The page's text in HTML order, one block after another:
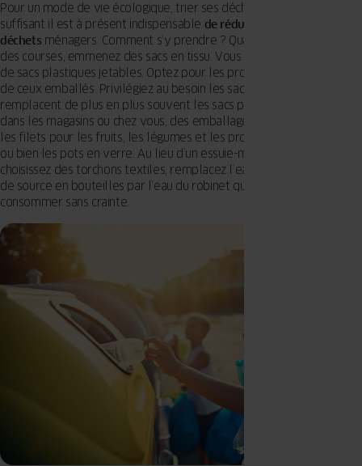
Pour un mode de vie écologique, trier ses déchets n’est plus
suffisant il est à présent indispensable de réduire aux maximum ses
déchets ménagers. Comment s’y prendre ? Quand vous allez faire
des courses, emmenez des sacs en tissu. Vous éviterez ainsi un flot
de sacs plastiques jetables. Optez pour les produits en vrac, au lieu
de ceux emballés. Privilégiez au besoin les sacs en papiers qui
remplacent de plus en plus souvent les sacs plastiques. Utilisez,
dans les magasins ou chez vous, des emballages réutilisables tels
les filets pour les fruits, les légumes et les produits de boulangerie,
ou bien les pots en verre. Au lieu d’un essuie-mains en papier,
choisissez des torchons textiles, remplacez l’eau minérale ou l’eau
de source en bouteilles par l’eau du robinet que l’on peut
consommer sans crainte.